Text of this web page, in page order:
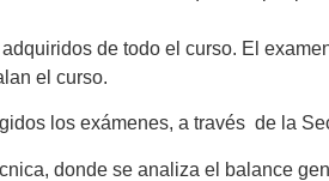
de todo el curso. El
el curso.
los exámenes, a través de la
donde se analiza el balance